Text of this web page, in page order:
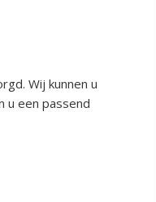
Wij kunnen u
u een passend